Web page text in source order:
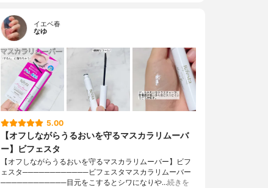
イエベ春
なゆ
5.00
【オフしながらうるおいを守るマスカラリムーバ
ー】ビフェスタ
【オフしながらうるおいを守るマスカラリムーバー】ビフ
ェスタ────────────ビフェスタマスカラリムーバー
────────────目元をこするとシワになりや…続きを